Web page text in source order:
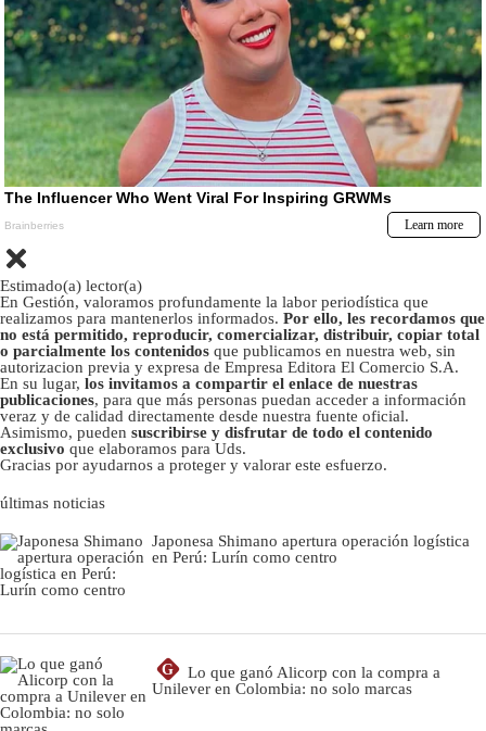
Estimado(a) lector(a)
En Gestión, valoramos profundamente la labor periodística que
realizamos para mantenerlos informados. Por ello, les recordamos que
no está permitido, reproducir, comercializar, distribuir, copiar total
o parcialmente los contenidos que publicamos en nuestra web, sin
autorizacion previa y expresa de Empresa Editora El Comercio S.A.
En su lugar, los invitamos a compartir el enlace de nuestras
publicaciones, para que más personas puedan acceder a información
veraz y de calidad directamente desde nuestra fuente oficial.
Asimismo, pueden suscribirse y disfrutar de todo el contenido
exclusivo que elaboramos para Uds.
Gracias por ayudarnos a proteger y valorar este esfuerzo.
últimas noticias
Japonesa Shimano apertura operación logística
en Perú: Lurín como centro
G
Lo que ganó Alicorp con la compra a
Unilever en Colombia: no solo marcas